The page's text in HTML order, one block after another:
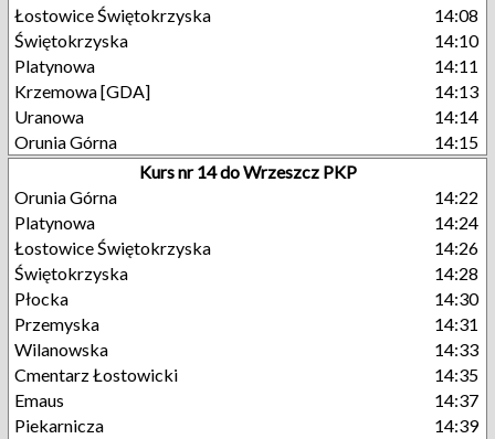
Łostowice Świętokrzyska
14:08
Świętokrzyska
14:10
Platynowa
14:11
Krzemowa [GDA]
14:13
Uranowa
14:14
Orunia Górna
14:15
Kurs nr 14 do Wrzeszcz PKP
Orunia Górna
14:22
Platynowa
14:24
Łostowice Świętokrzyska
14:26
Świętokrzyska
14:28
Płocka
14:30
Przemyska
14:31
Wilanowska
14:33
Cmentarz Łostowicki
14:35
Emaus
14:37
Piekarnicza
14:39